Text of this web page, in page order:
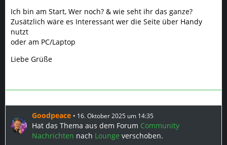
Ich bin am Start, Wer noch? & wie seht ihr das ganze?
Zusätzlich wäre es Interessant wer die Seite über Handy
nutzt
oder am PC/Laptop
Liebe Grüße
Goodpeace 16. Oktober 2025 um 14:35
Hat das Thema aus dem Forum Community
Nachrichten nach Lounge verschoben.